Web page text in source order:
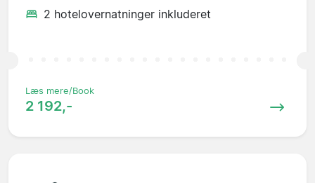
2 hotelovernatninger inkluderet
Læs mere/Book
2 192,-